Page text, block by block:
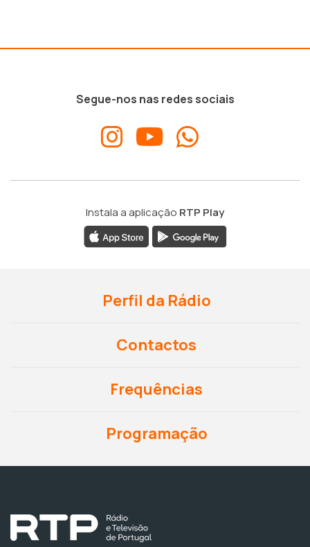
Segue-nos nas redes sociais
Instala a aplicação RTP Play
Perfil da Rádio
Contactos
Frequências
Programação